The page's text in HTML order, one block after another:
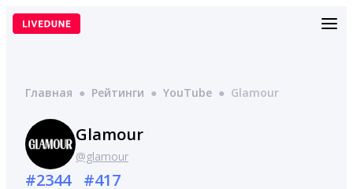
Перейти
Главная ● Рейтинги ● YouTube ● Glamour
Glamour
@glamour
#2344 #417